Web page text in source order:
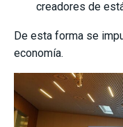
creadores de
De esta forma se
economía.